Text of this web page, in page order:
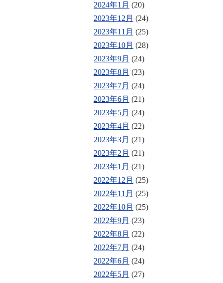
2024年1月 (20)
2023年12月 (24)
2023年11月 (25)
2023年10月 (28)
2023年9月 (24)
2023年8月 (23)
2023年7月 (24)
2023年6月 (21)
2023年5月 (24)
2023年4月 (22)
2023年3月 (21)
2023年2月 (21)
2023年1月 (21)
2022年12月 (25)
2022年11月 (25)
2022年10月 (25)
2022年9月 (23)
2022年8月 (22)
2022年7月 (24)
2022年6月 (24)
2022年5月 (27)